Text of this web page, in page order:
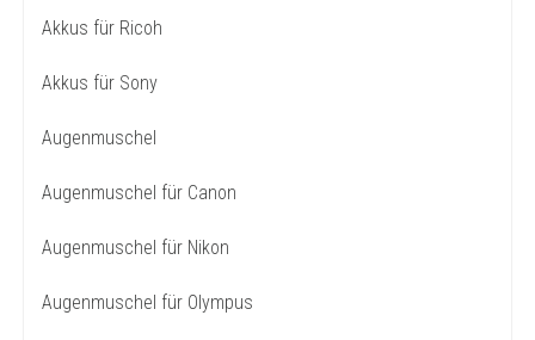
Akkus für Ricoh
Akkus für Sony
Augenmuschel
Augenmuschel für Canon
Augenmuschel für Nikon
Augenmuschel für Olympus